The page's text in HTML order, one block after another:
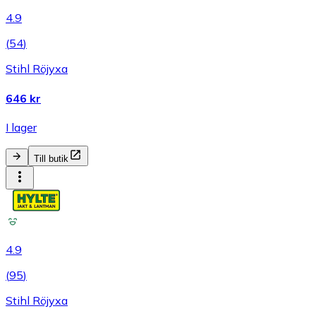
4.9
(54)
Stihl Röjyxa
646 kr
I lager
Till butik
4.9
(95)
Stihl Röjyxa